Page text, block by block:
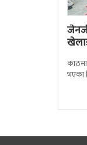
भएका